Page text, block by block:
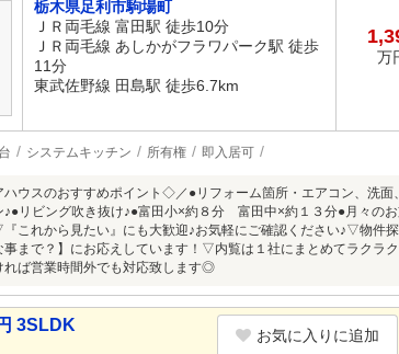
栃木県足利市駒場町
ＪＲ両毛線 富田駅 徒歩10分
ＪＲ両毛線 あしかがフラワパーク駅 徒歩
11分
東武佐野線 田島駅 徒歩6.7km
万
システムキッチン 所有権 即入居可
ウスのおすすめポイント◇／●リフォーム箇所・エアコン、洗
♪●リビング吹き抜け♪●富田小×約８分 富田中×約１３分●月々の
これから見たい』にも大歓迎♪お気軽にご確認ください♪▽物件
事まで？】にお応えしています！▽内覧は１社にまとめてラク
れば営業時間外でも対応致します◎
3SLDK
お気に入りに追加